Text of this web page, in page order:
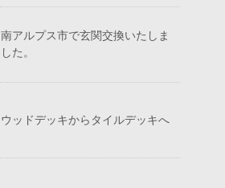
南アルプス市で玄関交換いたしま
した。
ウッドデッキからタイルデッキへ